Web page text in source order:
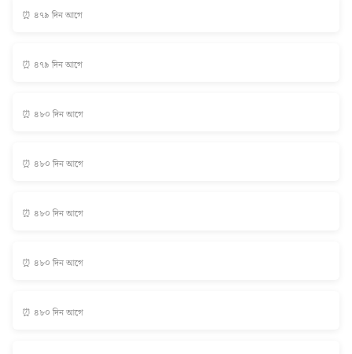
⏰ ৪৭৯ দিন আগে
⏰ ৪৭৯ দিন আগে
⏰ ৪৮০ দিন আগে
⏰ ৪৮০ দিন আগে
⏰ ৪৮০ দিন আগে
⏰ ৪৮০ দিন আগে
⏰ ৪৮০ দিন আগে